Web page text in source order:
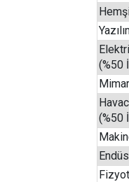
(%50
(%50